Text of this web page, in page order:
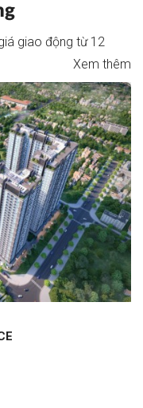
giao động từ 12
Xem thêm